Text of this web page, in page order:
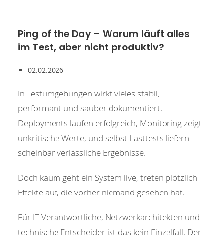
Ping of the Day – Warum läuft alles
im Test, aber nicht produktiv?
02.02.2026
In Testumgebungen wirkt vieles stabil,
performant und sauber dokumentiert.
Deployments laufen erfolgreich, Monitoring zeigt
unkritische Werte, und selbst Lasttests liefern
scheinbar verlässliche Ergebnisse.
Doch kaum geht ein System live, treten plötzlich
Effekte auf, die vorher niemand gesehen hat.
Für IT-Verantwortliche, Netzwerkarchitekten und
technische Entscheider ist das kein Einzelfall. Der